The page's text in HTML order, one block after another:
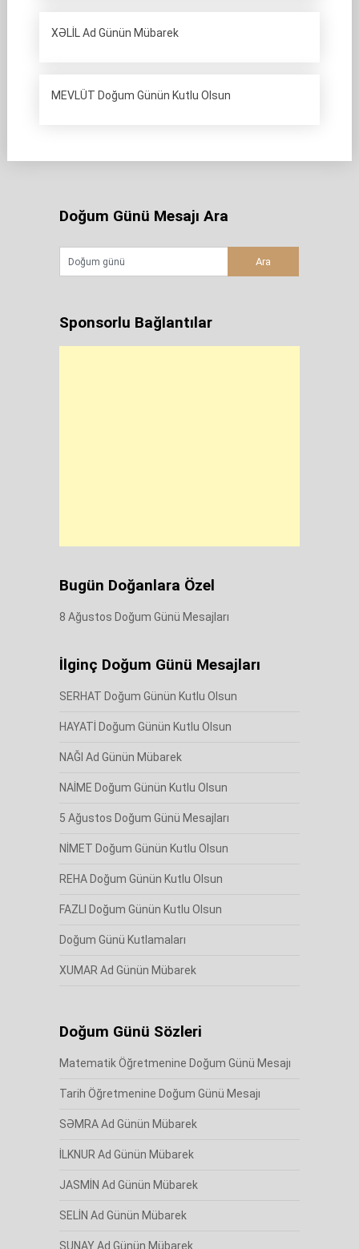
XƏLİL Ad Günün Mübarek
MEVLÜT Doğum Günün Kutlu Olsun
Doğum Günü Mesajı Ara
Sponsorlu Bağlantılar
Bugün Doğanlara Özel
8 Ağustos Doğum Günü Mesajları
İlginç Doğum Günü Mesajları
SERHAT Doğum Günün Kutlu Olsun
HAYATİ Doğum Günün Kutlu Olsun
NAĞI Ad Günün Mübarek
NAİME Doğum Günün Kutlu Olsun
5 Ağustos Doğum Günü Mesajları
NİMET Doğum Günün Kutlu Olsun
REHA Doğum Günün Kutlu Olsun
FAZLI Doğum Günün Kutlu Olsun
Doğum Günü Kutlamaları
XUMAR Ad Günün Mübarek
Doğum Günü Sözleri
Matematik Öğretmenine Doğum Günü Mesajı
Tarih Öğretmenine Doğum Günü Mesajı
SƏMRA Ad Günün Mübarek
İLKNUR Ad Günün Mübarek
JASMİN Ad Günün Mübarek
SELİN Ad Günün Mübarek
SUNAY Ad Günün Mübarek